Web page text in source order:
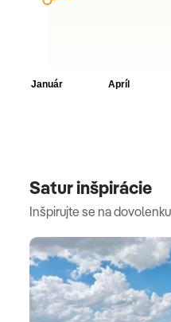
Satur inšpirácie
Inšpirujte se na